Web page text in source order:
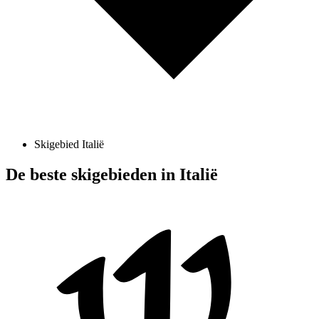
Skigebied Italië
De beste skigebieden in Italië